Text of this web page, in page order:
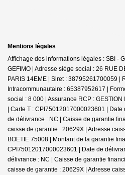
Mentions légales
Affichage des informations légales : SBI -
GEFIMO | Adresse siège social : 26 RUE
PARIS 14EME | Siret : 38795261700059 |
Intracommunautaire : 65387952617 |
social : 8 000 | Assurance RCP :
| Carte T : CPI75012017000023601 |
de délivrance : NC | Caisse de garantie
caisse de garantie : 20629X | Adresse
BOETIE 75008 | Montant de la garantie
CPI75012017000023601 | Date de
délivrance : NC | Caisse de garantie
caisse de garantie : 20629X | Adresse